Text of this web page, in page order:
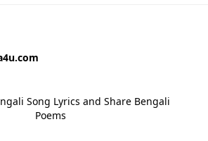
Song Lyrics and Share Bengali
Poems